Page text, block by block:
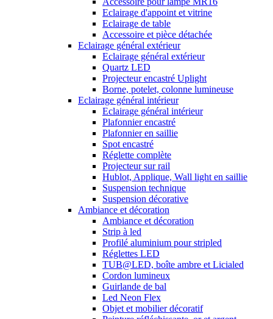
Eclairage d'appoint et vitrine
Eclairage de table
Accessoire et pièce détachée
Eclairage général extérieur
Eclairage général extérieur
Quartz LED
Projecteur encastré Uplight
Borne, potelet, colonne lumineuse
Eclairage général intérieur
Eclairage général intérieur
Plafonnier encastré
Plafonnier en saillie
Spot encastré
Réglette complète
Projecteur sur rail
Hublot, Applique, Wall light en saillie
Suspension technique
Suspension décorative
Ambiance et décoration
Ambiance et décoration
Strip à led
Profilé aluminium pour stripled
Réglettes LED
TUB@LED, boîte ambre et Licialed
Cordon lumineux
Guirlande de bal
Led Neon Flex
Objet et mobilier décoratif